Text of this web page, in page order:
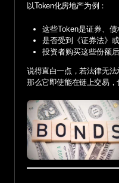
以Token化房地产为例：
这些Token是证券、债
是否受到《证券法》
投资者购买这些份额
说得直白一点，若法律无法
那么它即使能在链上交易，